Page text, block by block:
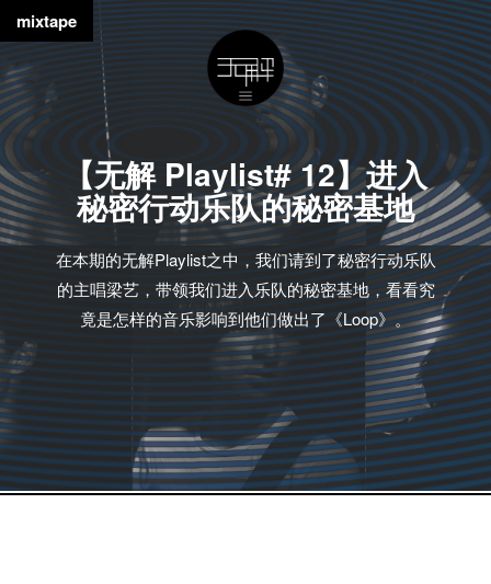
【无解 Playlist# 12】进入
秘密行动乐队的秘密基地
在本期的无解Playlist之中，我们请到了秘密行动乐队
的主唱梁艺，带领我们进入乐队的秘密基地，看看究
竟是怎样的音乐影响到他们做出了《Loop》。
mixtape